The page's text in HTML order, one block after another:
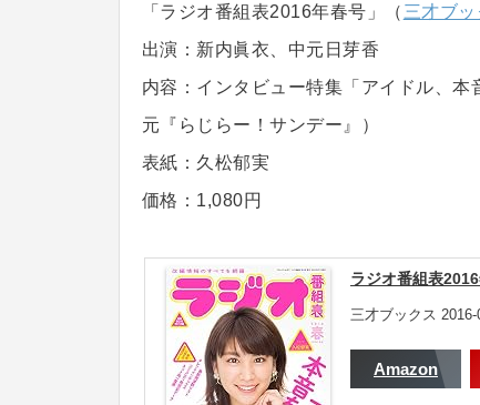
「ラジオ番組表2016年春号」（ 三才ブッ
出演：新内眞衣、中元日芽香
内容：インタビュー特集「アイドル、
元『らじらー！サンデー』）
表紙：久松郁実
価格：1,080円
ラジオ番組表
三才ブックス 2016-
Amazon